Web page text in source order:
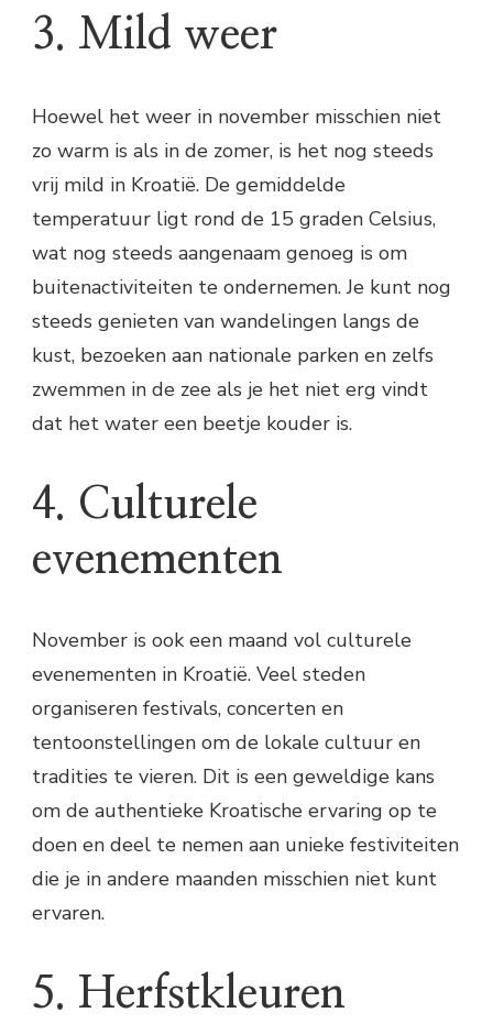
3. Mild weer
Hoewel het weer in november misschien niet
zo warm is als in de zomer, is het nog steeds
vrij mild in Kroatië. De gemiddelde
temperatuur ligt rond de 15 graden Celsius,
wat nog steeds aangenaam genoeg is om
buitenactiviteiten te ondernemen. Je kunt nog
steeds genieten van wandelingen langs de
kust, bezoeken aan nationale parken en zelfs
zwemmen in de zee als je het niet erg vindt
dat het water een beetje kouder is.
4. Culturele
evenementen
November is ook een maand vol culturele
evenementen in Kroatië. Veel steden
organiseren festivals, concerten en
tentoonstellingen om de lokale cultuur en
tradities te vieren. Dit is een geweldige kans
om de authentieke Kroatische ervaring op te
doen en deel te nemen aan unieke festiviteiten
die je in andere maanden misschien niet kunt
ervaren.
5. Herfstkleuren